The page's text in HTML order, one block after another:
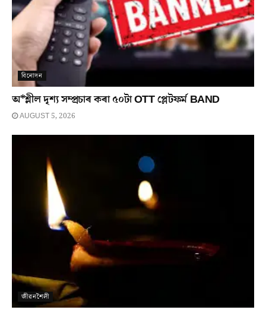
বিনোদন
অ*শ্লীল দৃশ্য সম্প্ৰচাৰ কৰা ৫০টা OTT প্লেটফৰ্ম BAND
AUGUST 5, 2026
জীৱনশৈলী